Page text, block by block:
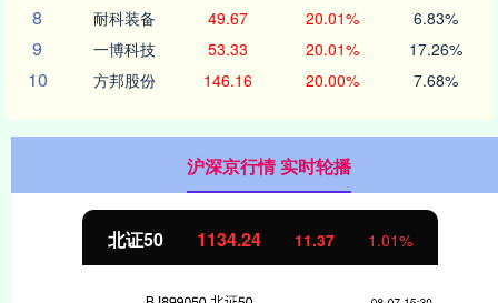
8 耐科装备 49.67 20.01% 6.83%
9 一博科技 53.33 20.01% 17.26%
10 方邦股份 146.16 20.00% 7.68%
沪深京行情 实时轮播
北证50 1134.24 11.37 1.01%